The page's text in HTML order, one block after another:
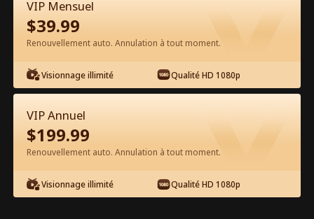
Épisode 31 - Lady Boss affronte les
intimidateurs de Vegas Film complet
0-49 50-80 Tous les épisodes
VIP Mensuel
$39.99
Renouvellement auto. Annulation à tout moment.
Visionnage illimité Qualité HD 1080p
VIP Annuel
$199.99
Renouvellement auto. Annulation à tout moment.
Visionnage illimité Qualité HD 1080p